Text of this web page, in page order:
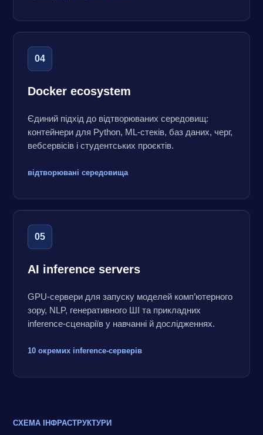
04
Docker ecosystem
Єдиний підхід до відтворюваних середовищ:
контейнери для Python, ML-стеків, баз даних, черг,
вебсервісів і студентських проєктів.
відтворювані середовища
05
AI inference servers
GPU-сервери для запуску моделей комп’ютерного
зору, NLP, генеративного ШІ та прикладних
inference-сценаріїв у навчанні й дослідженнях.
10 окремих inference-серверів
СХЕМА ІНФРАСТРУКТУРИ